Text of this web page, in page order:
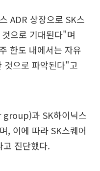
ADR 상장으로 SK스
으로 기대된다"며
한도 내에서는 자유
것으로 파악된다"고
과 SK하이닉스
, 이에 따라 SK스퀘어
고 진단했다.